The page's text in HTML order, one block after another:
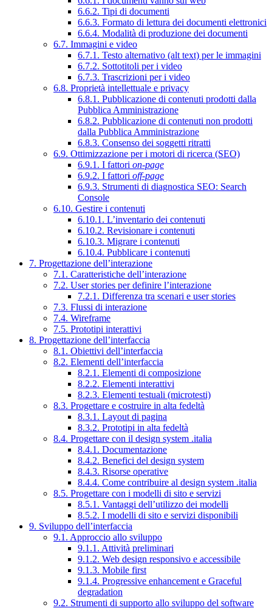
6.6.2. Tipi di documenti
6.6.3. Formato di lettura dei documenti elettronici
6.6.4. Modalità di produzione dei documenti
6.7. Immagini e video
6.7.1. Testo alternativo (alt text) per le immagini
6.7.2. Sottotitoli per i video
6.7.3. Trascrizioni per i video
6.8. Proprietà intellettuale e privacy
6.8.1. Pubblicazione di contenuti prodotti dalla
Pubblica Amministrazione
6.8.2. Pubblicazione di contenuti non prodotti
dalla Pubblica Amministrazione
6.8.3. Consenso dei soggetti ritratti
6.9. Ottimizzazione per i motori di ricerca (SEO)
6.9.1. I fattori on-page
6.9.2. I fattori off-page
6.9.3. Strumenti di diagnostica SEO: Search
Console
6.10. Gestire i contenuti
6.10.1. L’inventario dei contenuti
6.10.2. Revisionare i contenuti
6.10.3. Migrare i contenuti
6.10.4. Pubblicare i contenuti
7. Progettazione dell’interazione
7.1. Caratteristiche dell’interazione
7.2. User stories per definire l’interazione
7.2.1. Differenza tra scenari e user stories
7.3. Flussi di interazione
7.4. Wireframe
7.5. Prototipi interattivi
8. Progettazione dell’interfaccia
8.1. Obiettivi dell’interfaccia
8.2. Elementi dell’interfaccia
8.2.1. Elementi di composizione
8.2.2. Elementi interattivi
8.2.3. Elementi testuali (microtesti)
8.3. Progettare e costruire in alta fedeltà
8.3.1. Layout di pagina
8.3.2. Prototipi in alta fedeltà
8.4. Progettare con il design system .italia
8.4.1. Documentazione
8.4.2. Benefici del design system
8.4.3. Risorse operative
8.4.4. Come contribuire al design system .italia
8.5. Progettare con i modelli di sito e servizi
8.5.1. Vantaggi dell’utilizzo dei modelli
8.5.2. I modelli di sito e servizi disponibili
9. Sviluppo dell’interfaccia
9.1. Approccio allo sviluppo
9.1.1. Attività preliminari
9.1.2. Web design responsivo e accessibile
9.1.3. Mobile first
9.1.4. Progressive enhancement e Graceful
degradation
9.2. Strumenti di supporto allo sviluppo del software